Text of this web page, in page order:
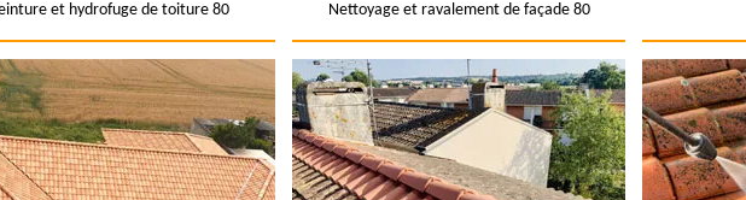
et hydrofuge de toiture 80 Nettoyage et ravalement de façade 80